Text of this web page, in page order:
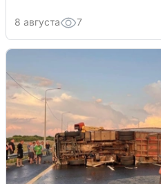
8 августа 7